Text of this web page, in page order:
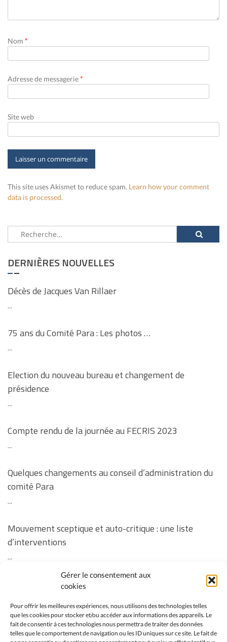
Gérer le consentement aux
cookies
Pour offrir les meilleures expériences, nous utilisons des technologies telles
que les cookies pour stocker et/ou accéder aux informations des appareils. Le
fait de consentir à ces technologies nous permettra de traiter des données
telles que le comportement de navigation ou les ID uniques sur ce site. Le fait de
Nom *
Adresse de messagerie*
Site web
This site uses Akismet to reduce spam. Learn how your comment
data is processed.
Rechercher :
DERNIÈRES NOUVELLES
Décès de Jacques Van Rillaer
...
75 ans du Comité Para : Les photos …
...
Election du nouveau bureau et changement de
présidence
...
Compte rendu de la journée au FECRIS 2023
...
Quelques changements au conseil d’administration du
comité Para
...
Mouvement sceptique et auto-critique : une liste
d’interventions
...
Revoir la soirée « Vos questions sur la vaccination des
certaines questions
...